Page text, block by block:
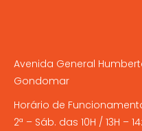
Avenida General
Gondomar
Horário de
2ª – Sáb. das 10H / 13H –